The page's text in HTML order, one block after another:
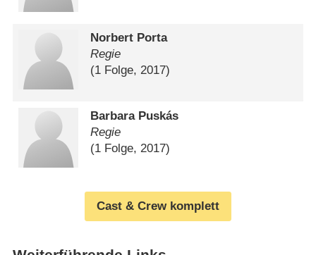
Norbert Porta
Regie
(1 Folge, 2017)
Barbara Puskás
Regie
(1 Folge, 2017)
Cast & Crew komplett